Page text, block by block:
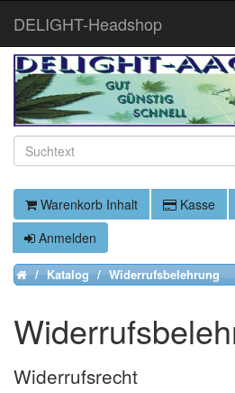
Warenkorb Inhalt Kasse
Anmelden
HomeKatalog Widerrufsbelehrung
Widerrufsrecht
DELIGHT-Headshop